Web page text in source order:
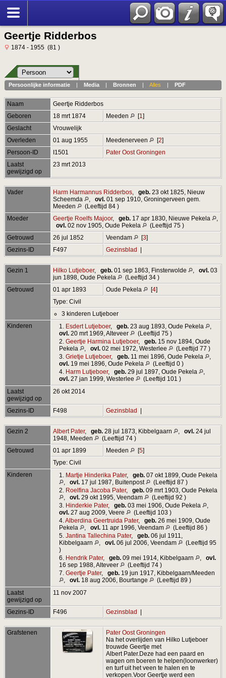
Geertje Ridderbos
1874 - 1955 (81 )
Persoonlijke informatie| Media| Bronnen Alles PDF
Naam Geertje Ridderbos
Geboren
18 mrt 1874 Meeden [1 ]
Geslacht
Vrouwelijk
Overleden
01 aug 1955 Meedenerveen [2]
Persoon-ID
I1501
Pater Oost Groningen
Laatst
gewijzigd op
23 mrt 2013
Vader Harm Harmannus Ridderbos geb. 23 okt 1825, Nieuw
Scheemda
ovl. 01 sep 1910, Groningerveen gem.
Meeden
(Leeftijd 84 )
Moeder
Geertje Roelfs Majoor, geb. 17 apr 1830, Nieuwe Pekela
ovl. 02 nov 1905, Oude Pekela
(Leeftijd 75 )
Getrouwd
26 jul 1852 Veendam [3]
Gezins-ID
F497 Gezinsblad |
Gezin 1 Hilko Lutjeboer, geb. 01 sep 1863, Finsterwolde ovl. 03
jun 1898, Oude Pekela
(Leeftijd 34 )
Getrouwd
01 apr 1893 Oude Pekela [4]
Type: Civil
3 kinderen Lutjeboer
Kinderen
1. Esdert Lutjeboer, geb. 23 aug 1893, Oude Pekela
ovl. 20 mrt 1969, Alteveer
(Leeftijd 75 )
2. Geertje Harmina Lutjeboer, geb. 15 nov 1894, Oude
Pekela
ovl. 02 mei 1972, Westerlee
(Leeftijd 77 )
3. Grietje Lutjeboer, geb. 11 mei 1896, Oude Pekela
ovl. 19 mei 1896, Oude Pekela
(Leeftijd 0 )
4. Harm Lutjeboer, geb. 29 jul 1897, Oude Pekela
ovl. 27 jan 1999, Westerlee
(Leeftijd 101 )
Laatst
gewijzigd op
26 okt 2014
Gezins-ID F498 Gezinsblad |
Gezin 2 Albert Pater, geb. 28 jul 1873, Kibbelgaarn ovl. 24 jul
1948, Meeden
(Leeftijd 74 )
Getrouwd
01 apr 1899 Meeden [5]
Type: Civil
Kinderen
1. Martje Hinderika Pater, geb. 07 okt 1899, Oude Pekela
ovl. 17 jul 1987, Buitenpost
(Leeftijd 87 )
2. Roelfina Jacoba Pater, geb. 09 mrt 1903, Oude Pekela
ovl. 29 okt 1995, Veendam
(Leeftijd 92 )
3. Hinderkie Pater, geb. 03 mei 1906, Oude Pekela
ovl. 27 aug 2009, Veere
(Leeftijd 103 )
4. Alberdina Geertruida Pater, geb. 26 mei 1909, Oude
Pekela
ovl. 11 apr 1996, Veendam
(Leeftijd 86 )
5. Jantina Tallechina Pater, geb. 06 jul 1911,
Kibbelgaarn
ovl. 06 jul 2006, Veendam
(Leeftijd 95
)
6. Hendrik Pater, geb. 09 mei 1914, Kibbelgaarn
ovl.
16 sep 1988, Alteveer
(Leeftijd 74 )
7. Geertje Pater, geb. 19 jun 1917, Kibbelgaarn/Meeden
ovl. 18 aug 2006, Bourtange
(Leeftijd 89 )
Laatst
gewijzigd op
11 nov 2007
Gezins-ID F496 Gezinsblad |
Grafstenen
Pater Oost Groningen
Na het overlijden van Hilko Lutjeboer
trouwde Geertje met
Albert Pater.Deze had een paard en
wagen om boeren te helpen(loonwerker)
en turf uit het veen te halen en te
verkopen.Voor Geertje werd een